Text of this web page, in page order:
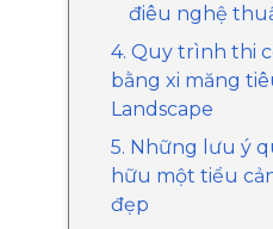
điêu nghệ
4. Quy trình thi
bằng xi măng
Landscape
5. Những lưu ý
hữu một tiểu
đẹp